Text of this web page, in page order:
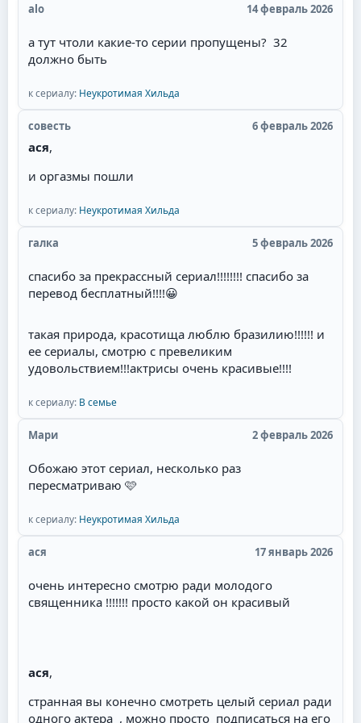
за давно влюблённого в неё парня, но в постель
героя. Советую всем посмотреть необычную
историю любви пирата!
соответственно -а.
alo 14 февраль 2026
а тут чтоли какие-то серии пропущены? 32
должно быть
к сериалу: Неукротимая Хильда
совесть 6 февраль 2026
ася,
и оргазмы пошли
к сериалу: Неукротимая Хильда
галка 5 февраль 2026
спасибо за прекрассный сериал!!!!!!!! спасибо за
перевод бесплатный!!!!😀
такая природа, красотища люблю бразилию!!!!!! и
ее сериалы, смотрю с превеликим
удовольствием!!!актрисы очень красивые!!!!
к сериалу: В семье
Мари 2 февраль 2026
Обожаю этот сериал, несколько раз
пересматриваю 🩷
к сериалу: Неукротимая Хильда
ася 17 январь 2026
очень интересно смотрю ради молодого
священника !!!!!!! просто какой он красивый
ася,
странная вы конечно смотреть целый сериал ради
одного актера , можно просто подписаться на его